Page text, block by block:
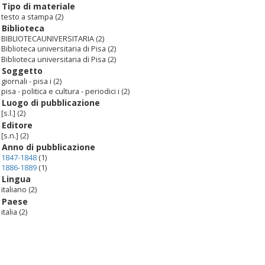
Tipo di materiale
testo a stampa (2)
Biblioteca
BIBLIOTECAUNIVERSITARIA (2)
Biblioteca universitaria di Pisa (2)
Biblioteca universitaria di Pisa (2)
Soggetto
giornali - pisa i (2)
pisa - politica e cultura - periodici i (2)
Luogo di pubblicazione
[s.l.] (2)
Editore
[s.n.] (2)
Anno di pubblicazione
1847-1848 (1)
1886-1889 (1)
Lingua
italiano (2)
Paese
italia (2)